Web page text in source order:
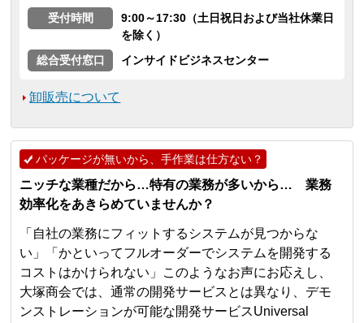
受付時間
9:00～17:30（土日祝日および当社休業日
を除く）
総合受付窓口
インサイドビジネスセンター
卸販売について
パッケージが無いから、手作業は仕方ない？
ニッチな業種だから…特有の業務が多いから… 業務
効率化をあきらめていませんか？
「自社の業務にフィットするシステムが見つからな
い」「かといってフルオーダーでシステムを開発する
コストはかけられない」このようなお声にお応えし、
大塚商会では、通常の開発サービスとは異なり、デモ
ンストレーションが可能な開発サービスUniversal